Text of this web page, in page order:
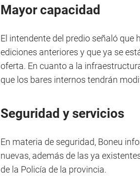
Mayor capacidad
El intendente del predio señaló que
ediciones anteriores y que ya se
oferta. En cuanto a la
que los bares internos tendrán
Seguridad y servicios
En materia de seguridad, Boneu
nuevas, además de las ya
de la Policía de la provincia.